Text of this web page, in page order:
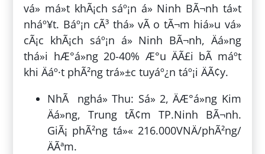
vá» má»t khÃ¡ch sáº¡n á» Ninh BÃ¬nh tá»t
nháº¥t. Báº¡n cÃ³ thá» vÃ o tÃ¬m hiá»u vá»
cÃ¡c khÃ¡ch sáº¡n á» Ninh BÃ¬nh, Äá»ng
thá»i hÆ°á»ng 20-40% Æ°u ÄÃ£i bÃ­ máº­t
khi Äáº·t phÃ²ng trá»±c tuyáº¿n táº¡i ÄÃ¢y.
NhÃ nghá» Thu: Sá» 2, ÄÆ°á»ng Kim
Äá»ng, Trung tÃ¢m TP.Ninh BÃ¬nh.
GiÃ¡ phÃ²ng tá»« 216.000VNÄ/phÃ²ng/
ÄÃªm.